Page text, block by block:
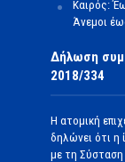
Καιρός:
Άνεμοι
Δήλωση
2018/334
Η ατομική
δηλώνει ότι η
με τη